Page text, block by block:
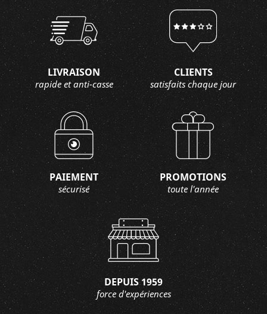
LIVRAISON
rapide et anti-casse
CLIENTS
satisfaits chaque jour
PAIEMENT
sécurisé
PROMOTIONS
toute l'année
DEPUIS 1959
force d'expériences